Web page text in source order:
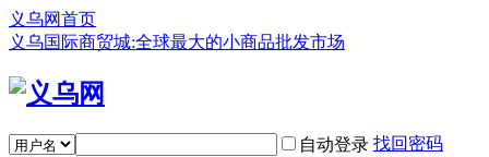
义乌网首页
义乌国际商贸城:全球最大的小商品批发市场
自动登录 找回密码